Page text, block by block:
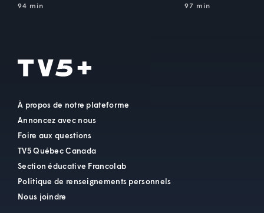
94 min 97 min
À propos de notre plateforme
Annoncez avec nous
Foire aux questions
TV5 Québec Canada
Section éducative Francolab
Politique de renseignements personnels
Nous joindre